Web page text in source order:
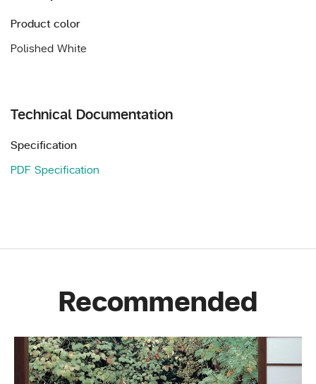
Product color
Polished White
Technical Documentation
Specification
PDF Specification
Recommended